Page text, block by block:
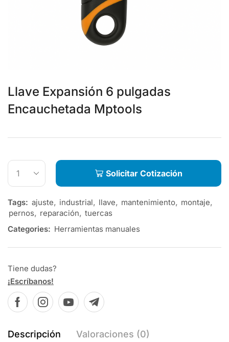
Llave Expansión 6 pulgadas
Encauchetada Mptools
Solicitar Cotización
Tags: ajuste, industrial, llave, mantenimiento, montaje,
pernos, reparación, tuercas
Categories: Herramientas manuales
Tiene dudas?
¡Escríbanos!
Descripción Valoraciones (0)